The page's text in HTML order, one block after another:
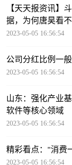
【天天报资讯】
据，为何唐昊看
2023-05-05 16:56:54
公司分红比例一
2023-05-05 16:56:54
山东：强化产业
软件等核心领域
2023-05-05 16:56:54
精彩看点："消费
2023-05-05 16:56:54